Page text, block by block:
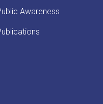
Awareness